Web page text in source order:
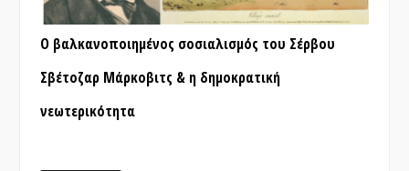
Ο βαλκανοποιημένος σοσιαλισμός του Σέρβου
Σβέτοζαρ Μάρκοβιτς & η δημοκρατική
νεωτερικότητα